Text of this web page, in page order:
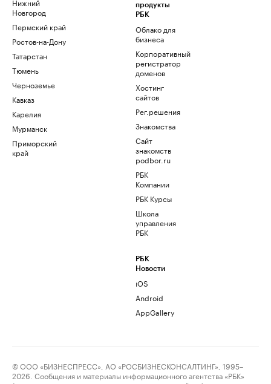
Новгород
Пермский край
Ростов-на-Дону
Татарстан
Тюмень
Черноземье
Кавказ
Карелия
Мурманск
Приморский
край
продукты
РБК
Облако для
бизнеса
Корпоративный
регистратор
доменов
Хостинг
сайтов
Рег.решения
Знакомства
Сайт
знакомств
podbor.ru
РБК
Компании
РБК Курсы
Школа
управления
РБК
РБК
Новости
iOS
Android
AppGallery
© ООО «БИЗНЕСПРЕСС», АО «РОСБИЗНЕСКОНСАЛТИНГ», 1995–
2026. Сообщения и материалы информационного агентства «РБК»